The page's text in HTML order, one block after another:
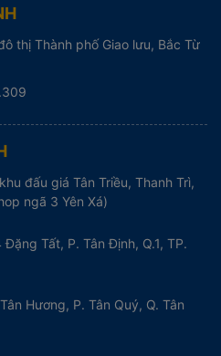
thị Thành phố Giao lưu, Bắc Từ
đấu giá Tân Triều, Thanh Trì,
ngã 3 Yên Xá)
Đặng Tất, P. Tân Định, Q.1, TP.
Hương, P. Tân Quý, Q. Tân